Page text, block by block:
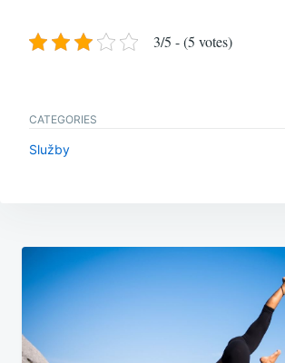
3/5 - (5 votes)
CATEGORIES
Služby
Navigace
pro
příspěvek